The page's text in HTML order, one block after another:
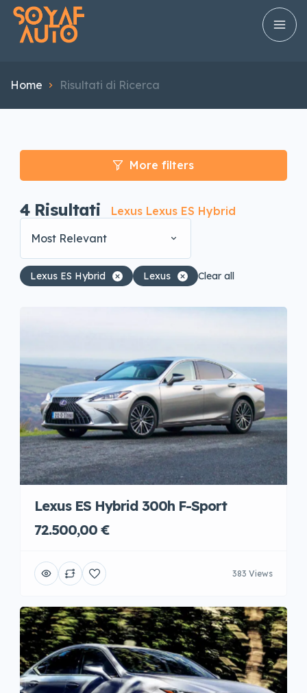
Home Risultati di Ricerca
More filters
4 Risultati
Lexus Lexus ES Hybrid
Most Relevant
Lexus ES Hybrid Lexus Clear all
Lexus ES Hybrid 300h F-Sport
72.500,00 €
383 Views